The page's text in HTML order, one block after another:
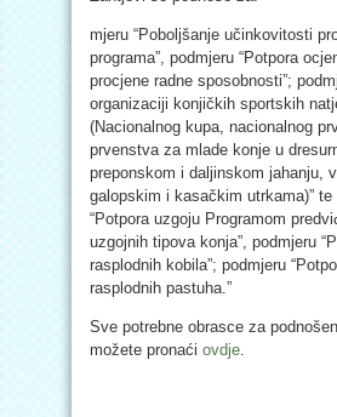
mjeru “Poboljšanje učinkovitosti
programa”, podmjeru “Potpora
procjene radne sposobnosti”;
organizaciji konjičkih sportskih
(Nacionalnog kupa, nacionalnog
prvenstva za mlade konje u
preponskom i daljinskom jahanju,
galopskim i kasačkim utrkama)” te
“Potpora uzgoju Programom
uzgojnih tipova konja”, podmjeru
rasplodnih kobila”; podmjeru
rasplodnih pastuha.”
Sve potrebne obrasce za
možete pronaći ovdje.